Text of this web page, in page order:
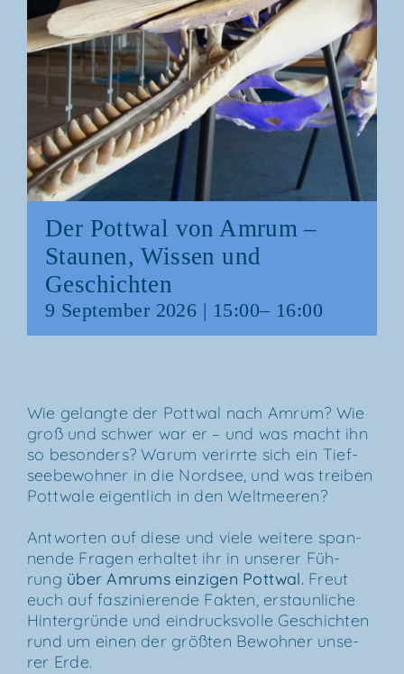
Der Pott­wal von Amrum –
Stau­nen, Wis­sen und
Geschichten
9 Sep­tem­ber 2026 | 15:00– 16:00
Wie gelang­te der Pott­wal nach Amrum? Wie
groß und schwer war er – und was macht ihn
so beson­ders? War­um ver­irr­te sich ein Tief­
see­be­woh­ner in die Nord­see, und was trei­ben
Pott­wa­le eigent­lich in den Weltmeeren?
Ant­wor­ten auf die­se und vie­le wei­te­re span­
nen­de Fra­gen erhal­tet ihr in unse­rer Füh­
rung über Amrums ein­zi­gen Pott­wal.Freut
euch auf fas­zi­nie­ren­de Fak­ten, erstaun­li­che
Hin­ter­grün­de und ein­drucks­vol­le Geschich­ten
rund um einen der größ­ten Bewoh­ner unse­
rer Erde.